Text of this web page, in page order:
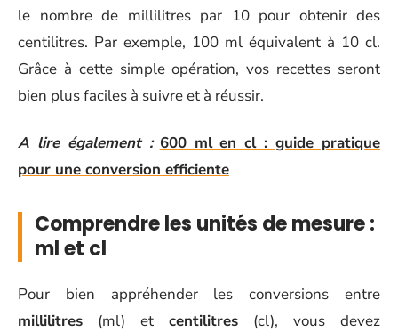
le nombre de millilitres par 10 pour obtenir des
centilitres. Par exemple, 100 ml équivalent à 10 cl.
Grâce à cette simple opération, vos recettes seront
bien plus faciles à suivre et à réussir.
A lire également : 600 ml en cl : guide pratique
pour une conversion efficiente
Comprendre les unités de mesure :
ml et cl
Pour bien appréhender les conversions entre
millilitres (ml) et centilitres (cl), vous devez